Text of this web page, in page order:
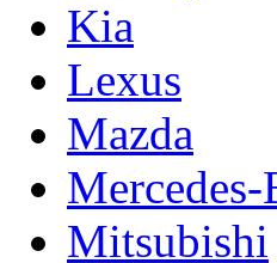
Kia
Lexus
Mazda
Mercedes-
Mitsubishi